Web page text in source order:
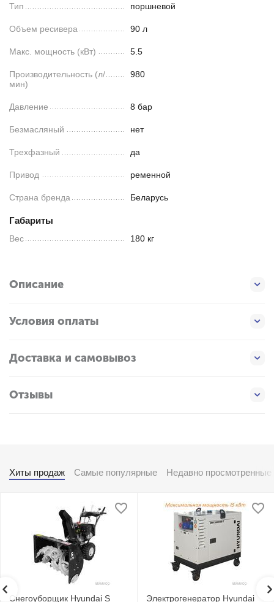
Тип поршневой
Объем ресивера 90 л
Макс. мощность (кВт) 5.5
Производительность (л/
мин)
980
Давление 8 бар
Безмасляный нет
Трехфазный да
Привод ременной
Страна бренда Беларусь
Габариты
Вес 180 кг
Описание
Условия оплаты
Доставка и самовывоз
Отзывы
Хиты продаж Самые популярные Недавно просмотренные
Снегоуборщик Hyundai S Электрогенератор Hyundai